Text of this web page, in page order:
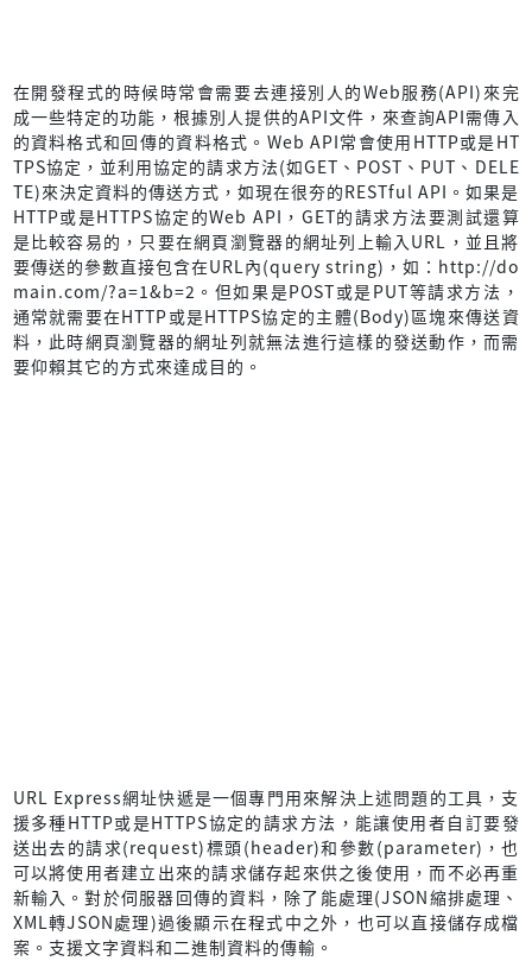
在開發程式的時候時常會需要去連接別人的Web服務(API)來完
成一些特定的功能，根據別人提供的API文件，來查詢API需傳入
的資料格式和回傳的資料格式。Web API常會使用HTTP或是HT
TPS協定，並利用協定的請求方法(如GET、POST、PUT、DELE
TE)來決定資料的傳送方式，如現在很夯的RESTful API。如果是
HTTP或是HTTPS協定的Web API，GET的請求方法要測試還算
是比較容易的，只要在網頁瀏覽器的網址列上輸入URL，並且將
要傳送的參數直接包含在URL內(query string)，如：http://do
main.com/?a=1&b=2。但如果是POST或是PUT等請求方法，
通常就需要在HTTP或是HTTPS協定的主體(Body)區塊來傳送資
料，此時網頁瀏覽器的網址列就無法進行這樣的發送動作，而需
要仰賴其它的方式來達成目的。
URL Express網址快遞是一個專門用來解決上述問題的工具，支
援多種HTTP或是HTTPS協定的請求方法，能讓使用者自訂要發
送出去的請求(request)標頭(header)和參數(parameter)，也
可以將使用者建立出來的請求儲存起來供之後使用，而不必再重
新輸入。對於伺服器回傳的資料，除了能處理(JSON縮排處理、
XML轉JSON處理)過後顯示在程式中之外，也可以直接儲存成檔
案。支援文字資料和二進制資料的傳輸。